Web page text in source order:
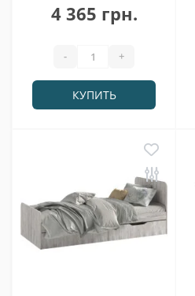
4 365 грн.
- +
КУПИТЬ